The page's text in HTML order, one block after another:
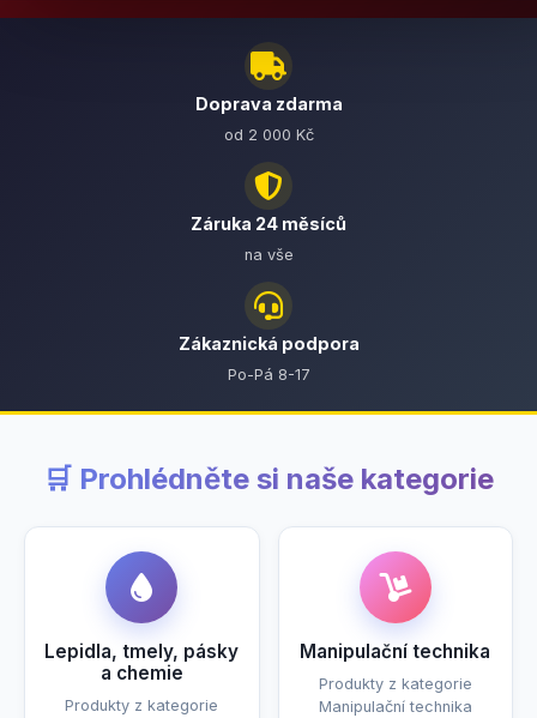
Doprava zdarma
od 2 000 Kč
Záruka 24 měsíců
na vše
Zákaznická podpora
Po-Pá 8-17
🛒 Prohlédněte si naše kategorie
Lepidla, tmely, pásky
a chemie
Produkty z kategorie
Manipulační technika
Produkty z kategorie
Manipulační technika